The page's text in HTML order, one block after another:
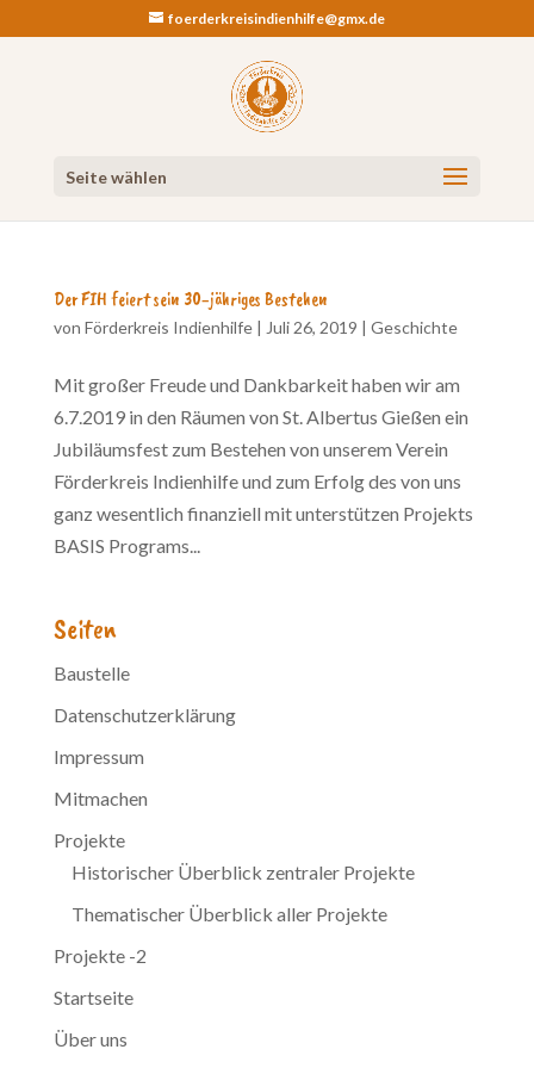
foerderkreisindienhilfe@gmx.de
Seite wählen
Der FIH feiert sein 30-jähriges Bestehen
von Förderkreis Indienhilfe| Juli 26, 2019 | Geschichte
Mit großer Freude und Dankbarkeit haben wir am
6.7.2019 in den Räumen von St. Albertus Gießen ein
Jubiläumsfest zum Bestehen von unserem Verein
Förderkreis Indienhilfe und zum Erfolg des von uns
ganz wesentlich finanziell mit unterstützen Projekts
BASIS Programs...
Seiten
Baustelle
Datenschutzerklärung
Impressum
Mitmachen
Projekte
Historischer Überblick zentraler Projekte
Thematischer Überblick aller Projekte
Projekte -2
Startseite
Über uns